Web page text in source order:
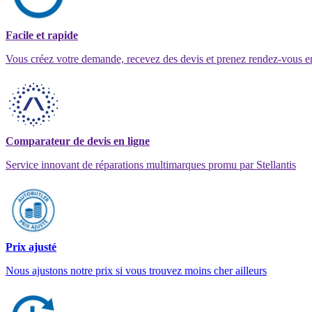
Facile et rapide
Vous créez votre demande, recevez des devis et prenez rendez-vous
Comparateur de devis en ligne
Service innovant de réparations multimarques promu par Stellantis
Prix ajusté
Nous ajustons notre prix si vous trouvez moins cher ailleurs